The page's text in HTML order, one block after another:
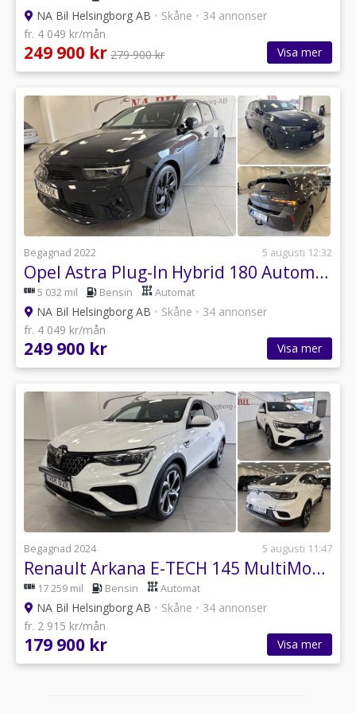
NA Bil Helsingborg AB • Skåne • 34 annonser
fr. 4 049 kr/mån
249 900 kr 279 900 kr Visa mer
Begagnad 2022 5 augusti 12:32
Opel Astra Plug-In Hybrid 180 Automatisk, 180hk GS
5 032 mil Bensin Automat
NA Bil Helsingborg AB • Skåne • 34 annonser
fr. 4 049 kr/mån
249 900 kr Visa mer
Begagnad 2024 5 augusti 11:47
Renault Arkana E-TECH 145 MultiMode, 143hk
17 259 mil Bensin Automat
NA Bil Helsingborg AB • Skåne • 34 annonser
fr. 2 915 kr/mån
179 900 kr Visa mer